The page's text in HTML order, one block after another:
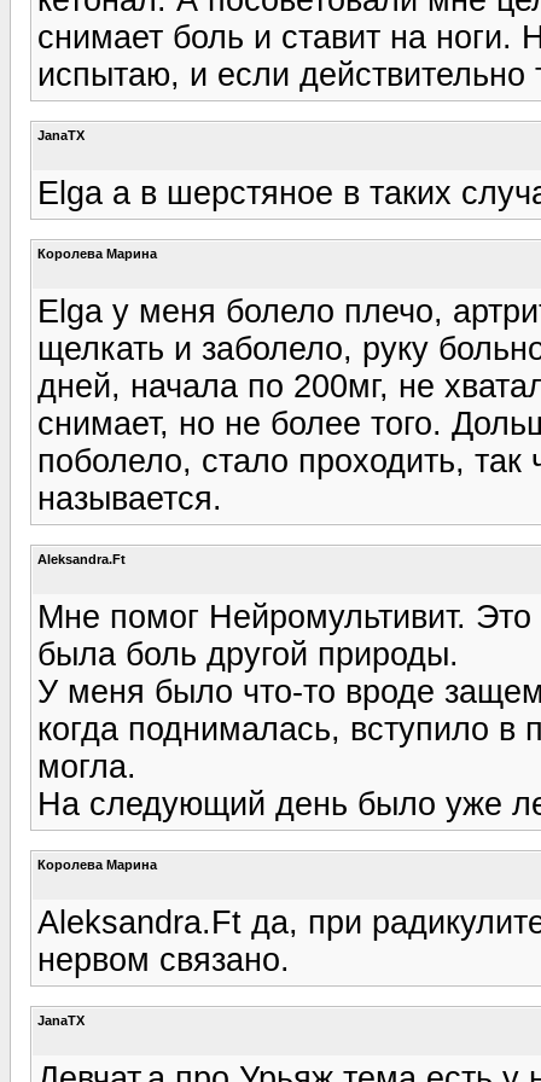
снимает боль и ставит на
испытаю, и если действительно
JanaTX
Elga а в шерстяное в таких
Королева Марина
Elga у меня болело плечо,
щелкать и заболело, руку
дней, начала по 200мг, не
снимает, но не более того.
поболело, стало проходить,
называется.
Aleksandra.Ft
Мне помог Нейромультивит.
была боль другой природы.
У меня было что-то вроде
когда поднималась, вступило в
могла.
На следующий день было уже
Королева Марина
Aleksandra.Ft да, при
нервом связано.
JanaTX